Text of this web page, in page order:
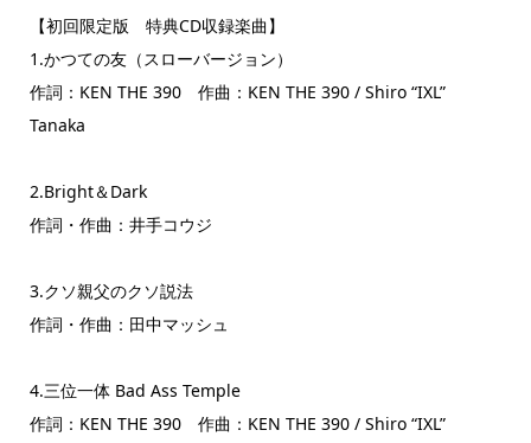
【初回限定版 特典CD収録楽曲】
1.かつての友（スローバージョン）
作詞：KEN THE 390 作曲：KEN THE 390 / Shiro “IXL”
Tanaka
2.Bright＆Dark
作詞・作曲：井手コウジ
3.クソ親父のクソ説法
作詞・作曲：田中マッシュ
4.三位一体 Bad Ass Temple
作詞：KEN THE 390 作曲：KEN THE 390 / Shiro “IXL”